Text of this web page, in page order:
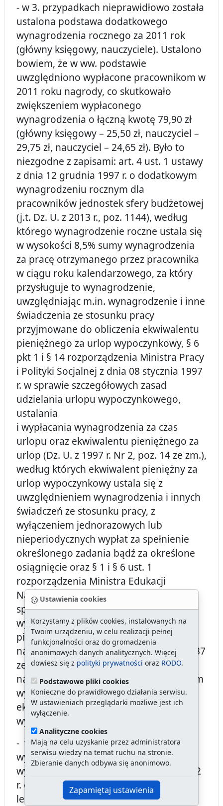
Ustawienia cookies
Korzystamy z plików cookies, instalowanych na
Twoim urządzeniu, w celu realizacji pełnej
funkcjonalności oraz do gromadzenia
anonimowych danych analitycznych. Więcej
dowiesz się z polityki prywatności oraz RODO.
Podstawowe pliki cookies
Konieczne do prawidłowego działania serwisu.
W ustawieniach przeglądarki możliwe jest ich
wyłączenie.
Analityczne cookies
Mają na celu uzyskanie przez administratora
serwisu wiedzy na temat ruchu na stronie.
Zbieranie danych odbywa się anonimowo.
Zapamiętaj ustawienia
- w 3. przypadkach nieprawidłowo została
ustalona podstawa dodatkowego
wynagrodzenia rocznego za 2011 rok
(główny księgowy, nauczyciele). Ustalono
bowiem, że w ww. podstawie
uwzględniono wypłacone pracownikom w
2011 roku nagrody, co skutkowało
zwiększeniem wypłaconego
wynagrodzenia o łączną kwotę 79,90 zł
(główny księgowy – 25,50 zł, nauczyciel –
29,75 zł, nauczyciel – 24,65 zł). Było to
niezgodne z zapisami: art. 4 ust. 1 ustawy
z dnia 12 grudnia 1997 r. o dodatkowym
wynagrodzeniu rocznym dla
pracowników jednostek sfery budżetowej
(j.t. Dz. U. z 2013 r., poz. 1144), według
którego wynagrodzenie roczne ustala się
w wysokości 8,5% sumy wynagrodzenia
za pracę otrzymanego przez pracownika
w ciągu roku kalendarzowego, za który
przysługuje to wynagrodzenie,
uwzględniając m.in. wynagrodzenie i inne
świadczenia ze stosunku pracy
przyjmowane do obliczenia ekwiwalentu
pieniężnego za urlop wypoczynkowy, § 6
pkt 1 i § 14 rozporządzenia Ministra Pracy
i Polityki Socjalnej z dnia 08 stycznia 1997
r. w sprawie szczegółowych zasad
udzielania urlopu wypoczynkowego,
ustalania
i wypłacania wynagrodzenia za czas
urlopu oraz ekwiwalentu pieniężnego za
urlop (Dz. U. z 1997 r. Nr 2, poz. 14 ze zm.),
według których ekwiwalent pieniężny za
urlop wypoczynkowy ustala się z
uwzględnieniem wynagrodzenia i innych
świadczeń ze stosunku pracy, z
wyłączeniem jednorazowych lub
nieperiodycznych wypłat za spełnienie
określonego zadania bądź za określone
osiągnięcie oraz § 1 i § 6 ust. 1
rozporządzenia Ministra Edukacji
Narodowej z dnia 26 czerwca 2001 r. w
sprawie szczegółowych zasad ustalania
wynagrodzenia oraz ekwiwalentu
pieniężnego za urlop wypoczynkowy
nauczycieli (Dz. U. z 2001 r. Nr 71, poz. 737
ze zm.), według których wypłacone
nauczycielom nagrody nie są składnikiem
wynagrodzenia uwzględnianym w
ekwiwalencie pieniężnym za urlop
wypoczynkowy,
- w 1. przypadku nie uwzględniono w
wypłaconym pracownikowi
wynagrodzeniu za miesiąc kwiecień 2012
r. okresu przebywania na zwolnieniu
lekarskim. Skutkowało to wypłatą